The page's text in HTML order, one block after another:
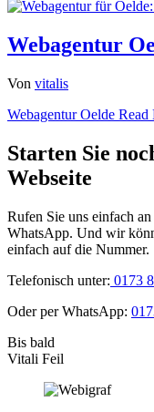
Webagentur
Von vitalis
Webagentur Oelde Read
Starten Sie
Webseite
Rufen Sie uns einfach
WhatsApp. Und wir
einfach auf die Nummer.
Telefonisch unter: 0173
Oder per WhatsApp:
Bis bald
Vitali Feil